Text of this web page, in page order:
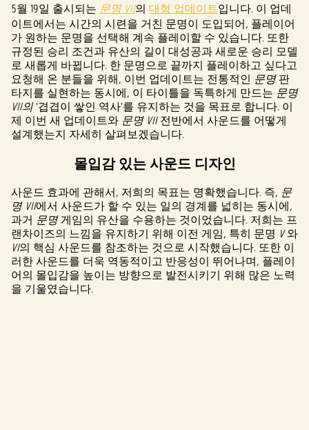
5월 19일 출시되는 문명 VII의 대형 업데이트입니다. 이 업데
이트에서는 시간의 시련을 거친 문명이 도입되어, 플레이어
가 원하는 문명을 선택해 계속 플레이할 수 있습니다. 또한
규정된 승리 조건과 유산의 길이 대성공과 새로운 승리 모델
로 새롭게 바뀝니다. 한 문명으로 끝까지 플레이하고 싶다고
요청해 온 분들을 위해, 이번 업데이트는 전통적인 문명판
타지를 실현하는 동시에, 이 타이틀을 독특하게 만드는 문명
VII의'겹겹이 쌓인 역사'를 유지하는 것을 목표로 합니다. 이
제 이번 새 업데이트와 문명 VII전반에서 사운드를 어떻게
설계했는지 자세히 살펴보겠습니다.
몰입감 있는 사운드 디자인
사운드 효과에 관해서, 저희의 목표는 명확했습니다. 즉, 문
명 VII에서 사운드가 할 수 있는 일의 경계를 넓히는 동시에,
과거 문명게임의 유산을 수용하는 것이었습니다. 저희는 프
랜차이즈의 느낌을 유지하기 위해 이전 게임, 특히 문명 V와
VI의 핵심 사운드를 참조하는 것으로 시작했습니다. 또한 이
러한 사운드를 더욱 역동적이고 반응성이 뛰어나며, 플레이
어의 몰입감을 높이는 방향으로 발전시키기 위해 많은 노력
을 기울였습니다.